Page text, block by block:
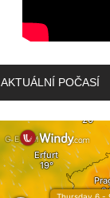
AKTUÁLNÍ POČASÍ